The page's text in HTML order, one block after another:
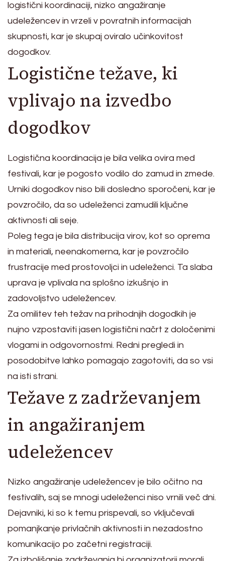
logistični koordinaciji, nizko angažiranje
udeležencev in vrzeli v povratnih informacijah
skupnosti, kar je skupaj oviralo učinkovitost
dogodkov.
Logistične težave, ki
vplivajo na izvedbo
dogodkov
Logistična koordinacija je bila velika ovira med
festivali, kar je pogosto vodilo do zamud in zmede.
Urniki dogodkov niso bili dosledno sporočeni, kar je
povzročilo, da so udeleženci zamudili ključne
aktivnosti ali seje.
Poleg tega je bila distribucija virov, kot so oprema
in materiali, neenakomerna, kar je povzročilo
frustracije med prostovoljci in udeleženci. Ta slaba
uprava je vplivala na splošno izkušnjo in
zadovoljstvo udeležencev.
Za omilitev teh težav na prihodnjih dogodkih je
nujno vzpostaviti jasen logistični načrt z določenimi
vlogami in odgovornostmi. Redni pregledi in
posodobitve lahko pomagajo zagotoviti, da so vsi
na isti strani.
Težave z zadrževanjem
in angažiranjem
udeležencev
Nizko angažiranje udeležencev je bilo očitno na
festivalih, saj se mnogi udeleženci niso vrnili več dni.
Dejavniki, ki so k temu prispevali, so vključevali
pomanjkanje privlačnih aktivnosti in nezadostno
komunikacijo po začetni registraciji.